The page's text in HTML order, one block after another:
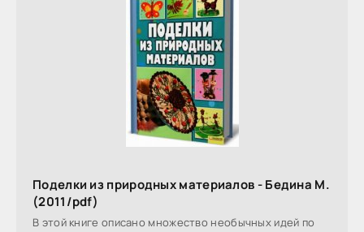
Поделки из природных материалов - Бедина М.
(2011/pdf)
В этой книге описано множество необычных идей по